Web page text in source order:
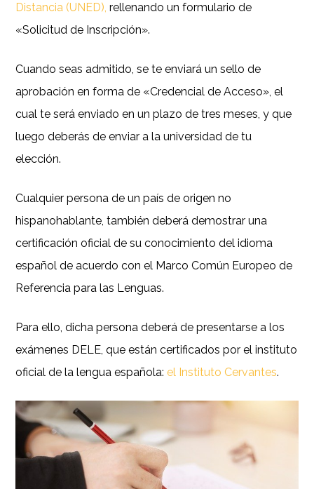
Distancia (UNED), rellenando un formulario de
«Solicitud de Inscripción».
Cuando seas admitido, se te enviará un sello de
aprobación en forma de «Credencial de Acceso», el
cual te será enviado en un plazo de tres meses, y que
luego deberás de enviar a la universidad de tu
elección.
Cualquier persona de un país de origen no
hispanohablante, también deberá demostrar una
certificación oficial de su conocimiento del idioma
español de acuerdo con el Marco Común Europeo de
Referencia para las Lenguas.
Para ello, dicha persona deberá de presentarse a los
exámenes DELE, que están certificados por el instituto
oficial de la lengua española: el Instituto Cervantes.